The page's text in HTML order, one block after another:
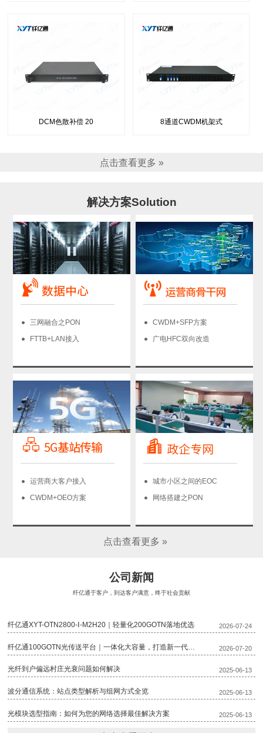
DCM色散补偿 20 8通道CWDM机架式
点击查看更多 »
解决方案Solution
三网融合之PON
FTTB+LAN接入
CWDM+SFP方案
广电HFC双向改造
运营商大客户接入
CWDM+OEO方案
城市小区之间的EOC
网络搭建之PON
点击查看更多 »
公司新闻
纤亿通于客户，到达客户满意，终于社会贡献
纤亿通XYT-OTN2800-Ⅰ-M2H20｜轻量化200GOTN落地优选 2026-07-24
2026-07-20
光纤到户偏远村庄光衰问题如何解决 2025-06-13
波分通信系统：站点类型解析与组网方式全览 2025-06-13
光模块选型指南：如何为您的网络选择最佳解决方案 2025-06-13